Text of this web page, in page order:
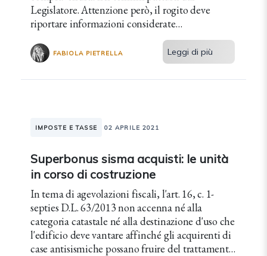
Legislatore. Attenzione però, il rogito deve
riportare informazioni considerate
FABIOLA PIETRELLA Leggi di più
IMPOSTE E TASSE 02 APRILE 2021
Superbonus sisma acquisti: le unità
in corso di costruzione
In tema di agevolazioni fiscali, l'art. 16, c. 1-
septies D.L. 63/2013 non accenna né alla
categoria catastale né alla destinazione d'uso che
l'edificio deve vantare affinché gli acquirenti di
case antisismiche possano fruire del trattamento